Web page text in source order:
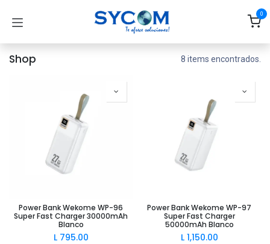
0
Shop 8 items encontrados.
Power Bank Wekome WP-96
Super Fast Charger 30000mAh
Blanco
L 795.00
Power Bank Wekome WP-97
Super Fast Charger
50000mAh Blanco
L 1,150.00